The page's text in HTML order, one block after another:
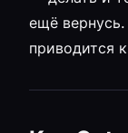
ещё
приводится